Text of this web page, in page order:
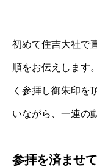
初めて住吉大社で
順をお伝えします
く参拝し御朱印を
いながら、一連の
参拝を済ませ